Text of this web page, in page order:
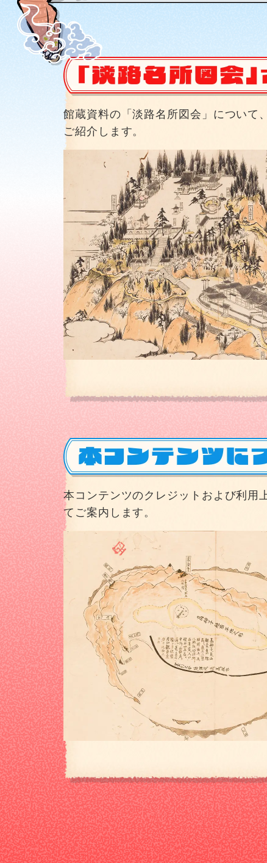
館蔵資料の「淡路名所図会」について
ご紹介します。
本コンテンツのクレジットおよび利用
てご案内します。